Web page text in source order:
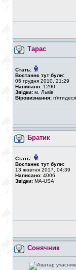
Тарас
Стать:
Востаннє тут були:
05 грудня 2010, 21:29
Написано: 1290
Звідки: м. Львів
Віровизнання:
Братик
Стать:
Востаннє тут були:
13 жовтня 2017, 04:39
Написано: 4006
Звідки: MA-USA
Сонячник